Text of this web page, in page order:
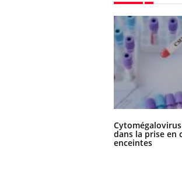
dans la prise en
enceintes